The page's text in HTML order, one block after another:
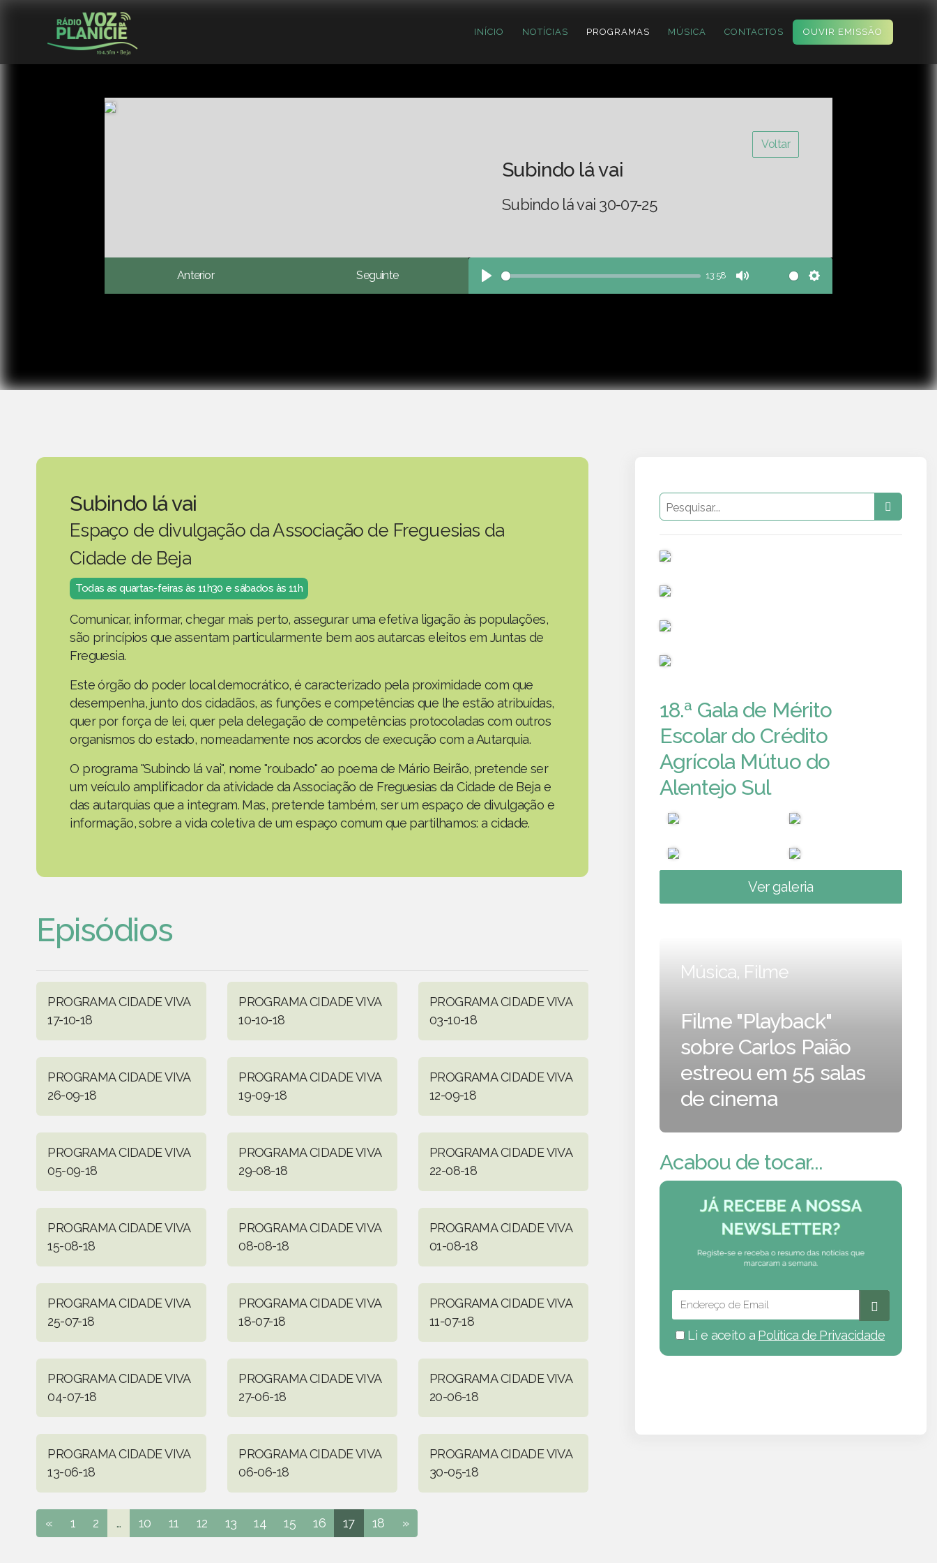
INÍCIO NOTÍCIAS PROGRAMAS MÚSICA CONTACTOS OUVIR EMISSÃO
Voltar
Subindo lá vai
Subindo lá vai 30-07-25
Anterior Seguinte
Play
13:58
Mute Settings
Subindo lá vai
Espaço de divulgação da Associação de Freguesias da
Cidade de Beja
Todas as quartas-feiras às 11h30 e sábados às 11h
Comunicar, informar, chegar mais perto, assegurar uma efetiva ligação às populações,
são princípios que assentam particularmente bem aos autarcas eleitos em Juntas de
Freguesia.
Este órgão do poder local democrático, é caracterizado pela proximidade com que
desempenha, junto dos cidadãos, as funções e competências que lhe estão atribuídas,
quer por força de lei, quer pela delegação de competências protocoladas com outros
organismos do estado, nomeadamente nos acordos de execução com a Autarquia.
O programa "Subindo lá vai", nome "roubado" ao poema de Mário Beirão, pretende ser
um veículo amplificador da atividade da Associação de Freguesias da Cidade de Beja e
das autarquias que a integram. Mas, pretende também, ser um espaço de divulgação e
informação, sobre a vida coletiva de um espaço comum que partilhamos: a cidade.
Episódios
PROGRAMA CIDADE VIVA
17-10-18
PROGRAMA CIDADE VIVA
10-10-18
PROGRAMA CIDADE VIVA
03-10-18
PROGRAMA CIDADE VIVA
26-09-18
PROGRAMA CIDADE VIVA
19-09-18
PROGRAMA CIDADE VIVA
12-09-18
PROGRAMA CIDADE VIVA
05-09-18
PROGRAMA CIDADE VIVA
29-08-18
PROGRAMA CIDADE VIVA
22-08-18
PROGRAMA CIDADE VIVA
15-08-18
PROGRAMA CIDADE VIVA
08-08-18
PROGRAMA CIDADE VIVA
01-08-18
PROGRAMA CIDADE VIVA
25-07-18
PROGRAMA CIDADE VIVA
18-07-18
PROGRAMA CIDADE VIVA
11-07-18
PROGRAMA CIDADE VIVA
04-07-18
PROGRAMA CIDADE VIVA
27-06-18
PROGRAMA CIDADE VIVA
20-06-18
PROGRAMA CIDADE VIVA
13-06-18
PROGRAMA CIDADE VIVA
06-06-18
PROGRAMA CIDADE VIVA
30-05-18
« 1 2 ... 10 11 12 13 14 15 16 17 18 »
18.ª Gala de Mérito
Escolar do Crédito
Agrícola Mútuo do
Alentejo Sul
Ver galeria
Música, Filme
Filme "Playback"
sobre Carlos Paião
estreou em 55 salas
de cinema
Acabou de tocar...
Li e aceito a Política de Privacidade